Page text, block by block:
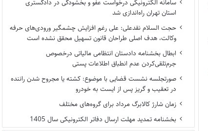
سامانه الکترونیکی درخواست عفو و بخشودگی در دادگستری
استان تهران راه‌اندازی شد
حجت السلام نقدعلی: علی رغم افزایش چشمگیر ورودی‌های حرفه
وکالت، هدف اصلی طراحان قانون تسهیل محقق نشده است
ابطال بخشنامه دادستان انتظامی مالیاتی درخصوص
جرم‌تلقی‌کردن عدم انطباق اطلاعات پستی
صورتجلسه نشست قضایی با موضوع: کشته یا مجروح شدن راننده
در تعقیب و گریز پس از ایست به خودرو
زمان شارژ کالابرگ مرداد برای گروه‌های مختلف
بخشنامه تمدید مهلت ارسال دفاتر الکترونیکی سال 1405